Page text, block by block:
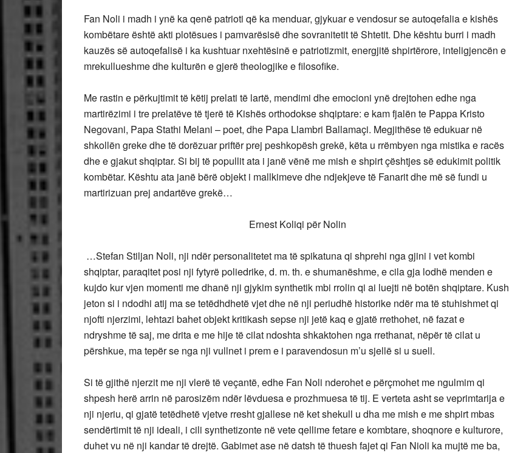
Fan Noli i madh i ynë ka qenë patrioti që ka menduar, gjykuar e vendosur se autoqefalia e kishës
kombëtare është akti plotësues i pamvarësisë dhe sovranitetit të Shtetit. Dhe kështu burri i madh
kauzës së autoqefalisë i ka kushtuar nxehtësinë e patriotizmit, energjitë shpirtërore, inteligjencën e
mrekullueshme dhe kulturën e gjerë theologjike e filosofike.
Me rastin e përkujtimit të këtij prelati të lartë, mendimi dhe emocioni ynë drejtohen edhe nga
martirëzimi i tre prelatëve të tjerë të Kishës orthodokse shqiptare: e kam fjalën te Pappa Kristo
Negovani, Papa Stathi Melani – poet, dhe Papa Llambri Ballamaçi. Megjithëse të edukuar në
shkollën greke dhe të dorëzuar priftër prej peshkopësh grekë, këta u rrëmbyen nga mistika e racës
dhe e gjakut shqiptar. Si bij të popullit ata i janë vënë me mish e shpirt çështjes së edukimit politik
kombëtar. Kështu ata janë bërë objekt i mallkimeve dhe ndjekjeve të Fanarit dhe më së fundi u
martirizuan prej andartëve grekë…
Ernest Koliqi për Nolin
…Stefan Stiljan Noli, nji ndër personalitetet ma të spikatuna qi shprehi nga gjini i vet kombi
shqiptar, paraqitet posi nji fytyrë poliedrike, d. m. th. e shumanëshme, e cila gja lodhë menden e
kujdo kur vjen momenti me dhanë nji gjykim synthetik mbi rrolin qi ai luejti në botën shqiptare. Kush
jeton si i ndodhi atij ma se tetëdhdhetë vjet dhe në nji periudhë historike ndër ma të stuhishmet qi
njofti njerzimi, lehtazi bahet objekt kritikash sepse nji jetë kaq e gjatë rrethohet, në fazat e
ndryshme të saj, me drita e me hije të cilat ndoshta shkaktohen nga rrethanat, nëpër të cilat u
përshkue, ma tepër se nga nji vullnet i prem e i paravendosun m’u sjellë si u suell.
Si të gjithë njerzit me nji vlerë të veçantë, edhe Fan Noli nderohet e përçmohet me ngulmim qi
shpesh herë arrin në parosizëm ndër lëvduesa e prozhmuesa të tij. E verteta asht se veprimtarija e
nji njeriu, qi gjatë tetëdhetë vjetve rresht gjallese në ket shekull u dha me mish e me shpirt mbas
sendërtimit të nji ideali, i cili synthetizonte në vete qellime fetare e kombtare, shoqnore e kulturore,
duhet vu në nji kandar të drejtë. Gabimet ase në datsh të thuesh fajet qi Fan Nioli ka mujtë me ba,